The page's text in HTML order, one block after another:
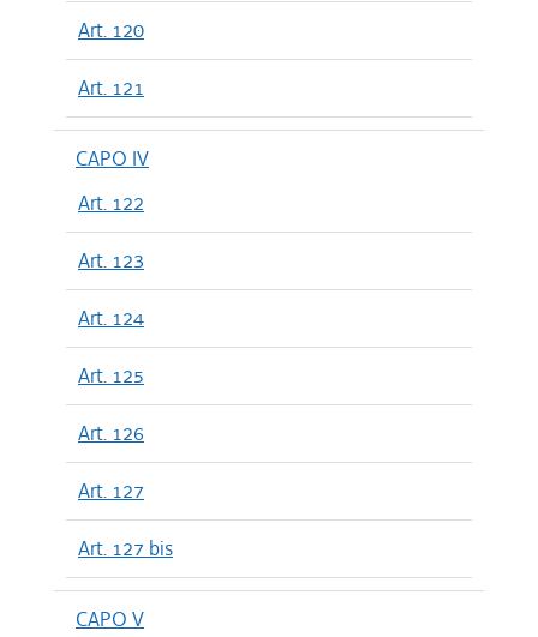
Art. 120
Art. 121
CAPO IV
Art. 122
Art. 123
Art. 124
Art. 125
Art. 126
Art. 127
Art. 127 bis
CAPO V